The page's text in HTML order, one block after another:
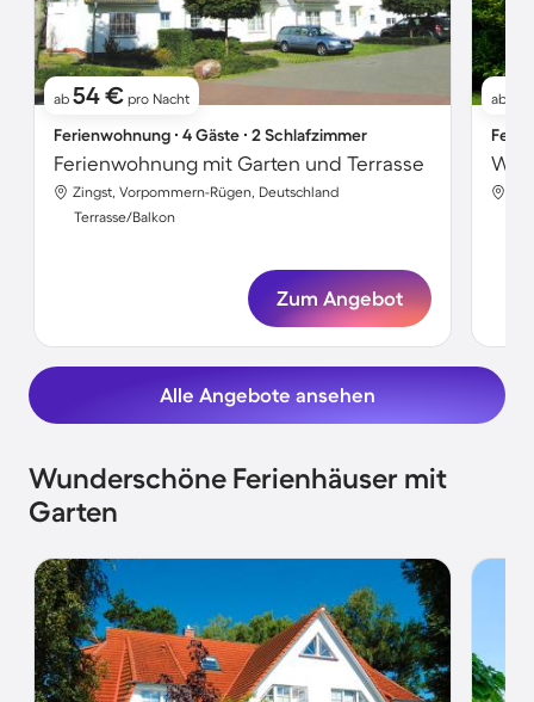
ab 54 € pro Nacht
Ferienwohnung ∙ 4 Gäste ∙ 2 Schlafzimmer
Ferienwohnung mit Garten und Terrasse
Zingst, Vorpommern-Rügen, Deutschland
Terrasse/Balkon
Zum Angebot
ab
Alle Angebote ansehen
Wunderschöne Ferienhäuser mit
Garten